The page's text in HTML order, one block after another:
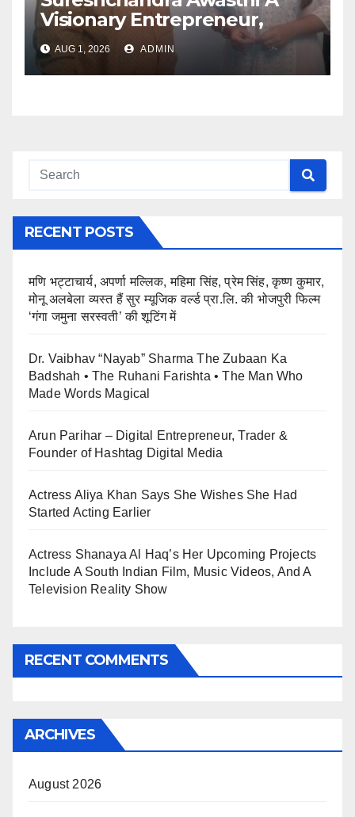
Visionary Entrepreneur,
Producer And Humanitarian
AUG 1, 2026 ADMIN
RECENT POSTS
मणि भट्टाचार्य, अपर्णा मल्लिक, महिमा सिंह, प्रेम सिंह, कृष्ण कुमार,
मोनू अलबेला व्यस्त हैं सुर म्यूजिक वर्ल्ड प्रा.लि. की भोजपुरी फिल्म
‘गंगा जमुना सरस्वती’ की शूटिंग में
Dr. Vaibhav “Nayab” Sharma The Zubaan Ka
Badshah • The Ruhani Farishta • The Man Who
Made Words Magical
Arun Parihar – Digital Entrepreneur, Trader &
Founder of Hashtag Digital Media
Actress Aliya Khan Says She Wishes She Had
Started Acting Earlier
Actress Shanaya Al Haq’s Her Upcoming Projects
Include A South Indian Film, Music Videos, And A
Television Reality Show
RECENT COMMENTS
ARCHIVES
August 2026